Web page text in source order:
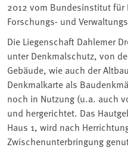
2012 vom Bundesinstitut für
Forschungs- und
Die Liegenschaft Dahlemer
unter Denkmalschutz, von
Gebäude, wie auch der
Denkmalkarte als
noch in Nutzung (u.a. auch
und hergerichtet. Das
Haus 1, wird nach
Zwischenunterbringung